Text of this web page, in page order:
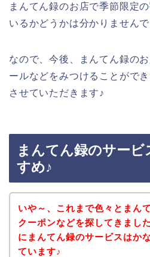
まんてん録のお店で季節限定
いるかどうかは分かりませんで
なので、今後、まんてん録の
ールなどをみつけることがで
させていただきます♪
まんてん録のサー
すめ♪
いや～、これまで色々とまん
クーポンなどを探してきまし
にまんてん録のサービスはか
ています♪